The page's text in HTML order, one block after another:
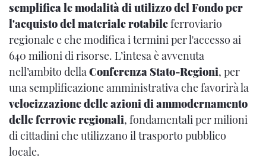
semplifica le modalità di utilizzo del Fondo per
l'acquisto del materiale rotabileferroviario
regionale e che modifica i termini per l'accesso ai
640 milioni di risorse. L’intesa è avvenuta
nell’ambito dellaConferenza Stato-Regioni, per
una semplificazione amministrativa che favorirà la
velocizzazione delle azioni di ammodernamento
delle ferrovie regionali, fondamentali per milioni
di cittadini che utilizzano il trasporto pubblico
locale.